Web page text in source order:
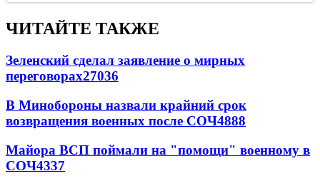
ЧИТАЙТЕ ТАКЖЕ
Зеленский сделал заявление о мирных
переговорах27036
В Минобороны назвали крайний срок
возвращения военных после СОЧ4888
Майора ВСП поймали на "помощи" военному в
СОЧ4337